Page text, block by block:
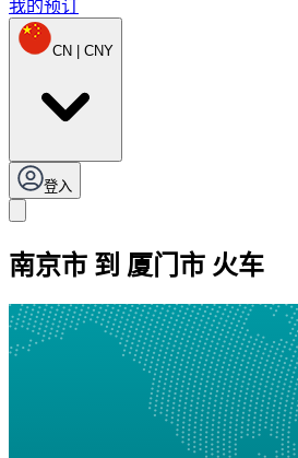
我的预订
CN | CNY
登入
南京市 到 厦门市 火车